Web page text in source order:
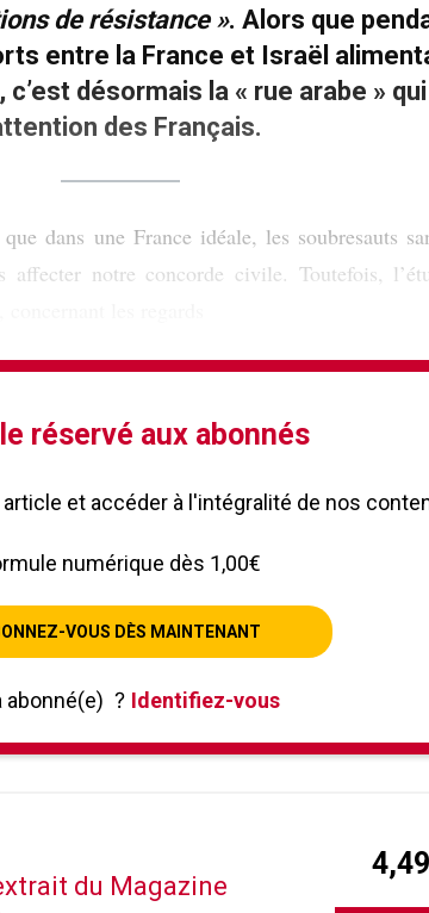
de résistance ». Alors que
entre la France et Israël
désormais la « rue arabe »
des Français.
dans une France idéale, les soubresauts
affecter notre concorde civile. Toutefois,
réservé aux abonnés
et accéder à l'intégralité de nos
numérique dès 1,00€
VOUS DÈS MAINTENANT
abonné(e) ? Identifiez-vous
du Magazine